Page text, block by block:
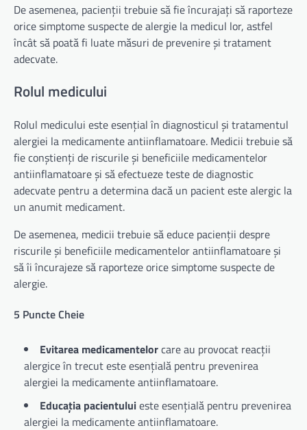
De asemenea, pacienții trebuie să fie încurajați să raporteze
orice simptome suspecte de alergie la medicul lor, astfel
încât să poată fi luate măsuri de prevenire și tratament
adecvate.
Rolul medicului
Rolul medicului este esențial în diagnosticul și tratamentul
alergiei la medicamente antiinflamatoare. Medicii trebuie să
fie conștienți de riscurile și beneficiile medicamentelor
antiinflamatoare și să efectueze teste de diagnostic
adecvate pentru a determina dacă un pacient este alergic la
un anumit medicament.
De asemenea, medicii trebuie să educe pacienții despre
riscurile și beneficiile medicamentelor antiinflamatoare și
să îi încurajeze să raporteze orice simptome suspecte de
alergie.
5 Puncte Cheie
Evitarea medicamentelorcare au provocat reacții
alergice în trecut este esențială pentru prevenirea
alergiei la medicamente antiinflamatoare.
Educația pacientuluieste esențială pentru prevenirea
alergiei la medicamente antiinflamatoare.